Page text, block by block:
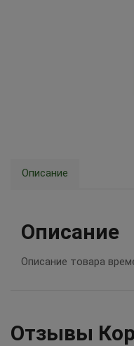
Описание
Описание
Описание товара
Отзывы